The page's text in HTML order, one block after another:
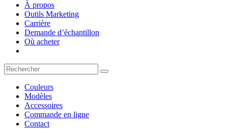
À propos
Outils Marketing
Carrière
Demande d’échantillon
Où acheter
Couleurs
Modèles
Accessoires
Commande en ligne
Contact